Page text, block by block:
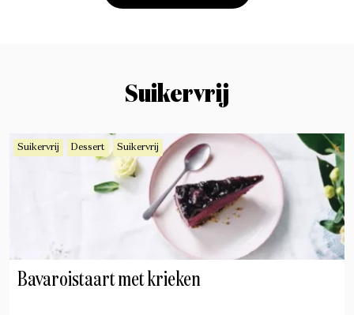
Suikervrij
Suikervrij Dessert Suikervrij
Bavaroistaart met krieken